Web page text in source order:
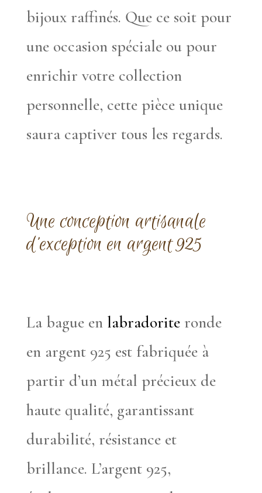
bijoux raffinés. Que ce soit pour
une occasion spéciale ou pour
enrichir votre collection
personnelle, cette pièce unique
saura captiver tous les regards.
Une conception artisanale
d’exception en argent 925
La bague en labradoriteronde
en argent 925 est fabriquée à
partir d’un métal précieux de
haute qualité, garantissant
durabilité, résistance et
brillance. L’argent 925,